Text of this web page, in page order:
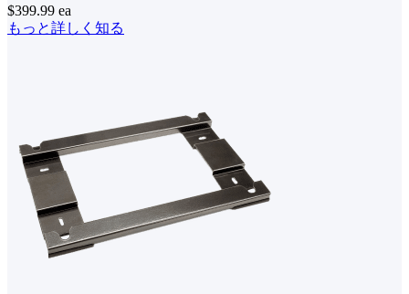
$399.99 ea
もっと詳しく知る